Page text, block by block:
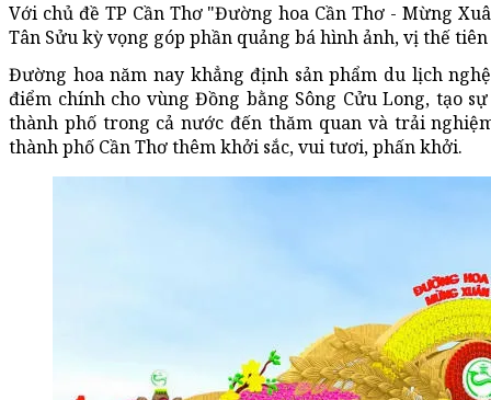
Với chủ đề TP Cần Thơ "Đường hoa Cần Thơ - Mừng
Tân Sửu kỳ vọng góp phần quảng bá hình ảnh, vị thế
Đường hoa năm nay khẳng định sản phẩm du lịch
điểm chính cho vùng Đồng bằng Sông Cửu Long, tạo
thành phố trong cả nước đến thăm quan và trải
thành phố Cần Thơ thêm khởi sắc, vui tươi, phấn khởi.